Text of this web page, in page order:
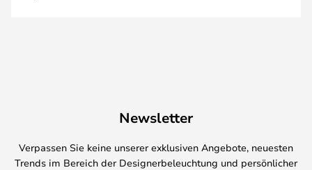
Newsletter
Verpassen Sie keine unserer exklusiven Angebote, neuesten
Trends im Bereich der Designerbeleuchtung und persönlicher